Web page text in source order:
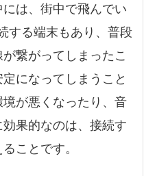
は、街中で飛んでい
する端末もあり、普段
繋がってしまったこ
になってしまうこと
が悪くなったり、音
果的なのは、接続す
ことです。